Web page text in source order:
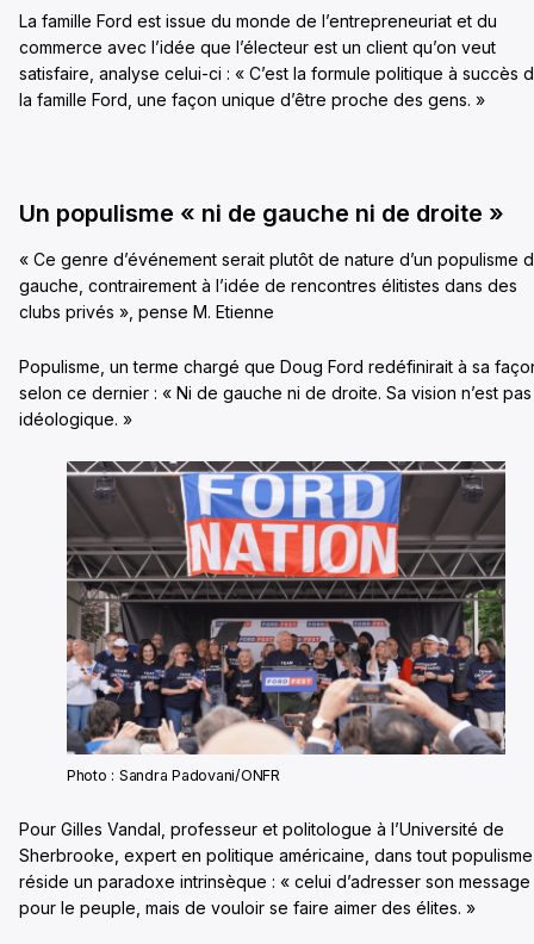
La famille Ford est issue du monde de l’entrepreneuriat et du
commerce avec l’idée que l’électeur est un client qu’on veut
satisfaire, analyse celui-ci : « C’est la formule politique à succès
la famille Ford, une façon unique d’être proche des gens. »
Un populisme « ni de gauche ni de droite »
« Ce genre d’événement serait plutôt de nature d’un populisme
gauche, contrairement à l’idée de rencontres élitistes dans des
clubs privés », pense M. Etienne
Populisme, un terme chargé que Doug Ford redéfinirait à sa
selon ce dernier : « Ni de gauche ni de droite. Sa vision n’est pas
idéologique. »
Photo : Sandra Padovani/ONFR
Pour Gilles Vandal, professeur et politologue à l’Université de
Sherbrooke, expert en politique américaine, dans tout populisme
réside un paradoxe intrinsèque : « celui d’adresser son message
pour le peuple, mais de vouloir se faire aimer des élites. »